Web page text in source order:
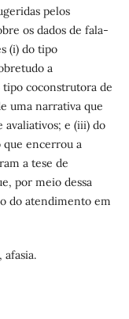
pelos
os dados de fala-
(i) do tipo
a
coconstrutora de
uma narrativa que
e (iii) do
encerrou a
a tese de
por meio dessa
do atendimento em